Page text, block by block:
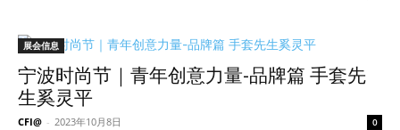
展会信息
宁波时尚节｜青年创意力量-品牌篇 手套先
生奚灵平
CFI@ - 2023年10月8日 0